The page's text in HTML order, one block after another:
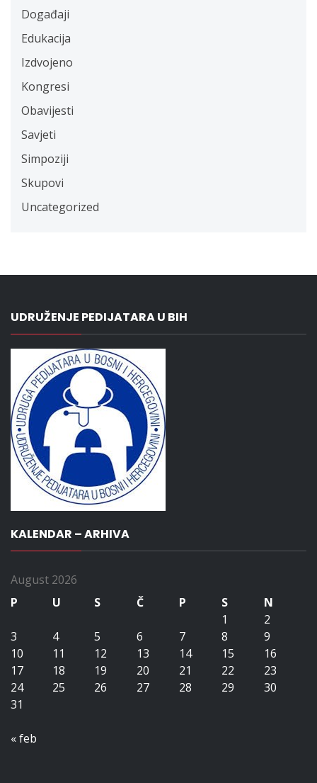
Događaji
Edukacija
Izdvojeno
Kongresi
Obavijesti
Savjeti
Simpoziji
Skupovi
Uncategorized
UDRUŽENJE PEDIJATARA U BIH
KALENDAR – ARHIVA
August 2026
P
U S Č P S
N
1
2
3
4 5 6 7 8
9
10
11 12 13 14 15
16
17
18 19 20 21 22
23
24
25 26 27 28 29
30
31
« feb